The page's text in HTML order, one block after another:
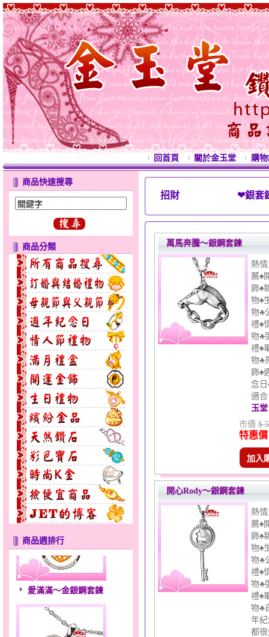
回首頁 關於金玉堂 購
商品快速搜尋
商品分類
商品週排行
愛滿滿～金銀鋼套鍊
招財 ❤銀套
萬馬奔騰～銀鋼套鍊
熱
薦♠
飾♠
物♠
物♣
禮♠
物♣
禮♠
物♣
飾♠
念
適
玉堂
市價 $
特惠價
加入
開心Rody～銀鋼套鍊
熱
薦♠
飾♠
物♠
物♣
禮♠
物♣
禮♠
物♣
年
都